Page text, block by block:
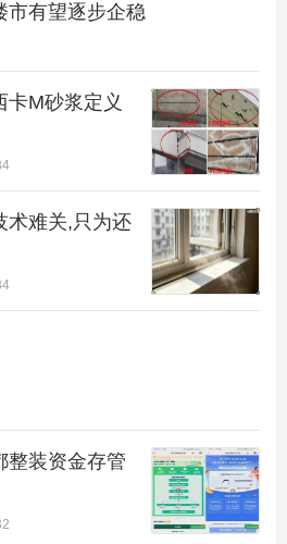
市有望逐步企稳
卡M砂浆定义
术难关,只为还
整装资金存管